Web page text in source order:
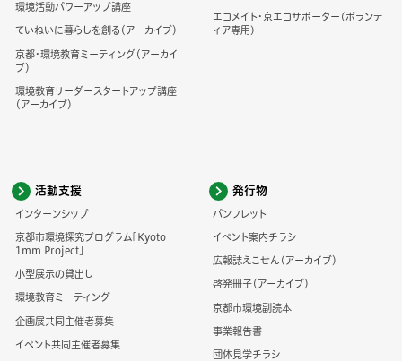
環境活動パワーアップ講座
ていねいに暮らしを創る（アーカイブ）
京都・環境教育ミーティング（アーカイ
ブ）
環境教育リーダースタートアップ講座
（アーカイブ）
エコメイト・京エコサポーター(ボランテ
ィア専用)
活動支援
インターンシップ
京都市環境探究プログラム「Kyoto
1mm Project」
小型展示の貸出し
環境教育ミーティング
企画展共同主催者募集
イベント共同主催者募集
発行物
パンフレット
イベント案内チラシ
広報誌えこせん（アーカイブ）
啓発冊子（アーカイブ）
京都市環境副読本
事業報告書
団体見学チラシ